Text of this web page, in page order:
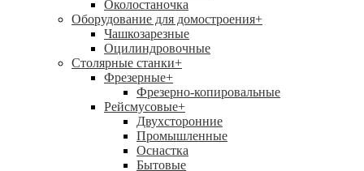
Околостаночка
Оборудование для домостроения+
Чашкозарезные
Оцилиндровочные
Столярные станки+
Фрезерные+
Фрезерно-копировальные
Рейсмусовые+
Двухсторонние
Промышленные
Оснастка
Бытовые